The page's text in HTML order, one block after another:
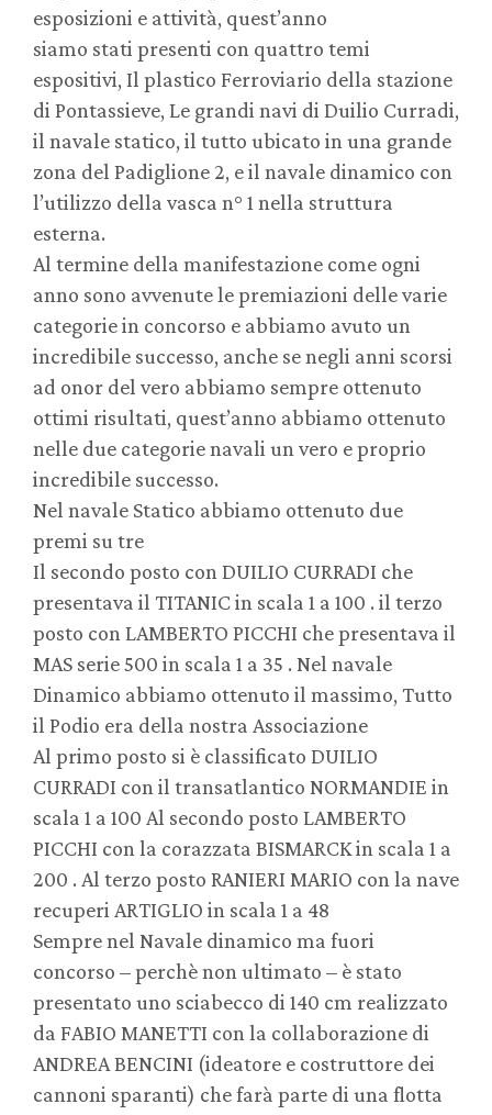
esposizioni e attività, quest’anno
siamo stati presenti con quattro temi
espositivi, Il plastico Ferroviario della stazione
di Pontassieve, Le grandi navi di Duilio Curradi,
il navale statico, il tutto ubicato in una grande
zona del Padiglione 2, e il navale dinamico con
l’utilizzo della vasca n° 1 nella struttura
esterna.
Al termine della manifestazione come ogni
anno sono avvenute le premiazioni delle varie
categorie in concorso e abbiamo avuto un
incredibile successo, anche se negli anni scorsi
ad onor del vero abbiamo sempre ottenuto
ottimi risultati, quest’anno abbiamo ottenuto
nelle due categorie navali un vero e proprio
incredibile successo.
Nel navale Statico abbiamo ottenuto due
premi su tre
Il secondo posto con DUILIO CURRADI che
presentava il TITANIC in scala 1 a 100 . il terzo
posto con LAMBERTO PICCHI che presentava il
MAS serie 500 in scala 1 a 35 . Nel navale
Dinamico abbiamo ottenuto il massimo, Tutto
il Podio era della nostra Associazione
Al primo posto si è classificato DUILIO
CURRADI con il transatlantico NORMANDIE in
scala 1 a 100 Al secondo posto LAMBERTO
PICCHI con la corazzata BISMARCK in scala 1 a
200 . Al terzo posto RANIERI MARIO con la nave
recuperi ARTIGLIO in scala 1 a 48
Sempre nel Navale dinamico ma fuori
concorso – perchè non ultimato – è stato
presentato uno sciabecco di 140 cm realizzato
da FABIO MANETTI con la collaborazione di
ANDREA BENCINI (ideatore e costruttore dei
cannoni sparanti) che farà parte di una flotta